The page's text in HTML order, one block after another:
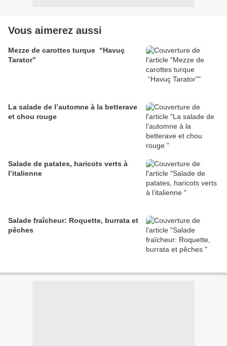
Vous aimerez aussi
Mezze de carottes turque “Havuç
Tarator”
La salade de l’automne à la betterave
et chou rouge
Salade de patates, haricots verts à
l’italienne
Salade fraîcheur: Roquette, burrata et
pêches